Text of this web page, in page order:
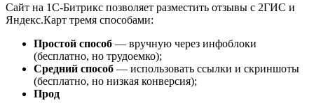
Сайт на 1С-Битрикс позволяет разместить отзывы с 2ГИС и
Яндекс.Карт тремя способами:
Простой способ — вручную через инфоблоки
(бесплатно, но трудоемко);
Средний способ — использовать ссылки и скриншоты
(бесплатно, но низкая конверсия);
Прод